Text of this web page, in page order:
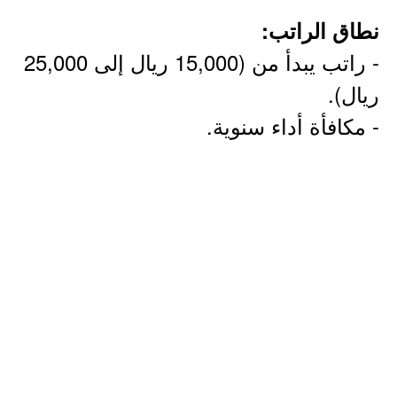
نطاق الراتب:
- راتب يبدأ من (15,000 ريال إلى 25,000
ريال).
- مكافأة أداء سنوية.